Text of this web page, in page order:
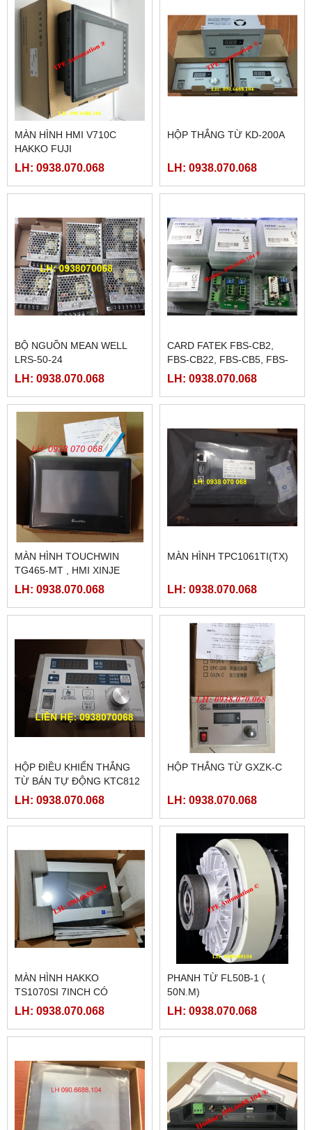
MÀN HÌNH HMI V710C
HAKKO FUJI
LH: 0938.070.068
HỘP THẮNG TỪ KD-200A
LH: 0938.070.068
BỘ NGUỒN MEAN WELL
LRS-50-24
LH: 0938.070.068
CARD FATEK FBS-CB2,
FBS-CB22, FBS-CB5, FBS-
CB25, FBS-CB55
LH: 0938.070.068
MÀN HÌNH TOUCHWIN
TG465-MT , HMI XINJE
TG465-MT
LH: 0938.070.068
MÀN HÌNH TPC1061TI(TX)
LH: 0938.070.068
HỘP ĐIỀU KHIỂN THẮNG
TỪ BÁN TỰ ĐỘNG KTC812
LH: 0938.070.068
HỘP THẮNG TỪ GXZK-C
LH: 0938.070.068
MÀN HÌNH HAKKO
TS1070SI 7INCH CÓ
ETHERNET
LH: 0938.070.068
PHANH TỪ FL50B-1 (
50N.M)
LH: 0938.070.068